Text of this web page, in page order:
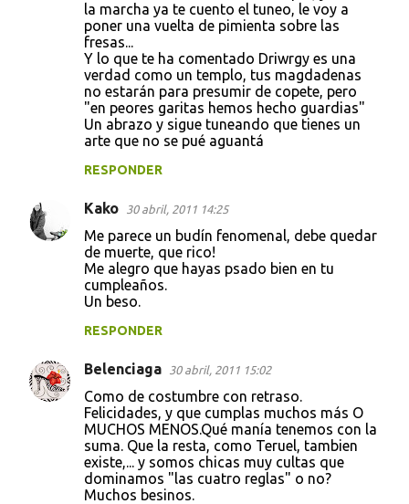
la marcha ya te cuento el tuneo, le voy a
poner una vuelta de pimienta sobre las
fresas...
Y lo que te ha comentado Driwrgy es una
verdad como un templo, tus magdadenas
no estarán para presumir de copete, pero
"en peores garitas hemos hecho guardias"
Un abrazo y sigue tuneando que tienes un
arte que no se pué aguantá
RESPONDER
Kako 30 abril, 2011 14:25
Me parece un budín fenomenal, debe quedar
de muerte, que rico!
Me alegro que hayas psado bien en tu
cumpleaños.
Un beso.
RESPONDER
Belenciaga 30 abril, 2011 15:02
Como de costumbre con retraso.
Felicidades, y que cumplas muchos más O
MUCHOS MENOS.Qué manía tenemos con la
suma. Que la resta, como Teruel, tambien
existe,... y somos chicas muy cultas que
dominamos "las cuatro reglas" o no?
Muchos besinos.